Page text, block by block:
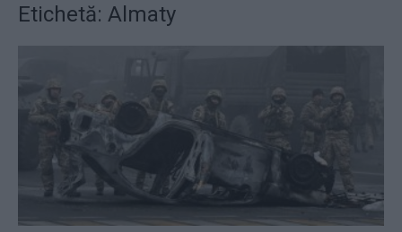
Etichetă: Almaty